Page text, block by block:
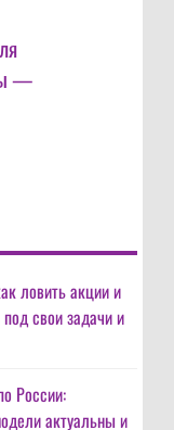
—
ловить акции и
свои задачи и
России:
актуальны и